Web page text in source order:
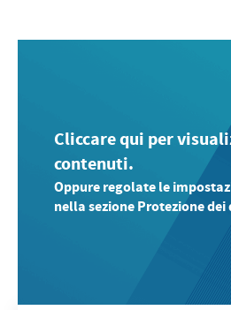
Cliccare qui per
contenuti.
Oppure regolate le
nella sezione Protezione dei